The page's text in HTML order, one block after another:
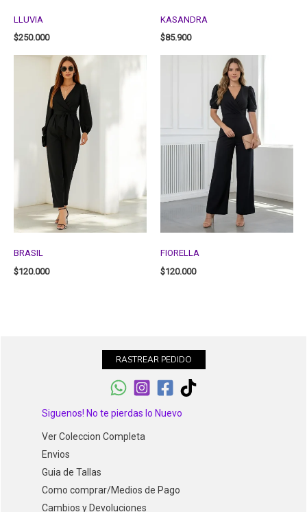
LLUVIA
$250.000
KASANDRA
$85.900
BRASIL
$120.000
FIORELLA
$120.000
RASTREAR PEDIDO
Siguenos! No te pierdas lo Nuevo
Ver Coleccion Completa
Envios
Guia de Tallas
Como comprar/Medios de Pago
Cambios y Devoluciones